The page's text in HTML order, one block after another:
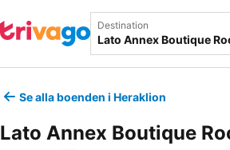
Destination
Se alla boenden i Heraklion
Lato Annex Boutique